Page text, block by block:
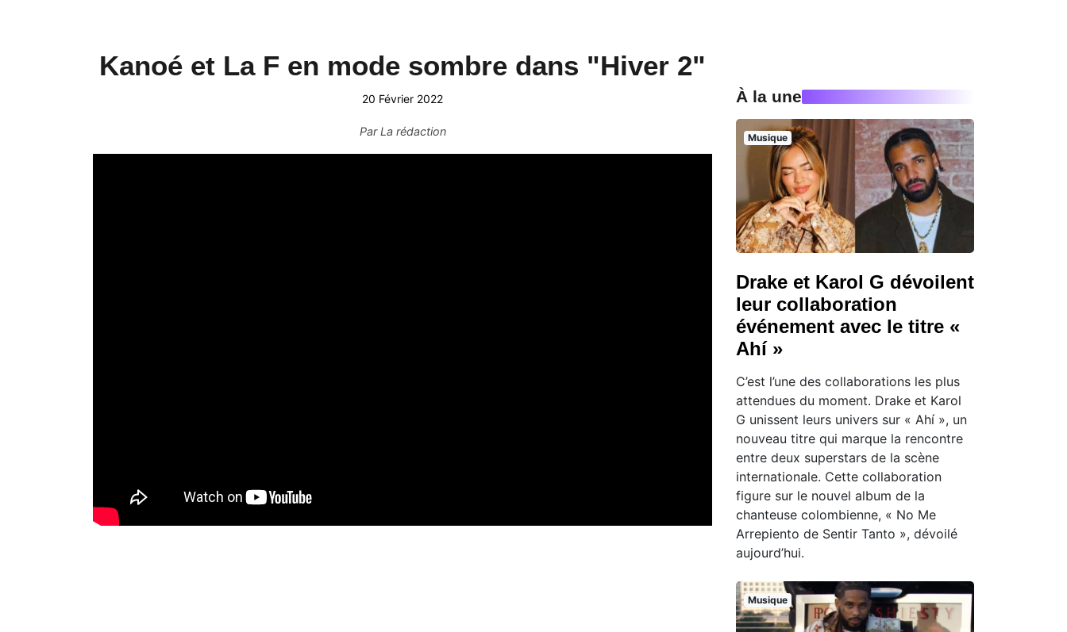
Kanoé et La F en mode sombre dans "Hiver 2"
20 Février 2022
ParLa rédaction
À la une
Musique
Drake et Karol G dévoilent
leur collaboration
événement avec le titre «
Ahí »
C’est l’une des collaborations les plus
attendues du moment. Drake et Karol
G unissent leurs univers sur « Ahí », un
nouveau titre qui marque la rencontre
entre deux superstars de la scène
internationale. Cette collaboration
figure sur le nouvel album de la
chanteuse colombienne, « No Me
Arrepiento de Sentir Tanto », dévoilé
aujourd’hui.
Musique